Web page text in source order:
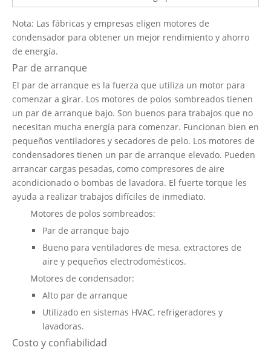
Nota: Las fábricas y empresas eligen motores de
condensador para obtener un mejor rendimiento y ahorro
de energía.
Par de arranque
El par de arranque es la fuerza que utiliza un motor para
comenzar a girar. Los motores de polos sombreados tienen
un par de arranque bajo. Son buenos para trabajos que no
necesitan mucha energía para comenzar. Funcionan bien en
pequeños ventiladores y secadores de pelo. Los motores de
condensadores tienen un par de arranque elevado. Pueden
arrancar cargas pesadas, como compresores de aire
acondicionado o bombas de lavadora. El fuerte torque les
ayuda a realizar trabajos difíciles de inmediato.
Motores de polos sombreados:
Par de arranque bajo
Bueno para ventiladores de mesa, extractores de
aire y pequeños electrodomésticos.
Motores de condensador:
Alto par de arranque
Utilizado en sistemas HVAC, refrigeradores y
lavadoras.
Costo y confiabilidad